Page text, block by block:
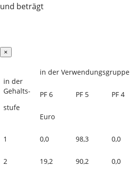
und beträgt
×
in der
Gehalts-
stufe
in der Verwendungsgruppe
PF 6 PF 5 PF 4
Euro
1 0,0 98,3 0,0
2 19,2 90,2 0,0